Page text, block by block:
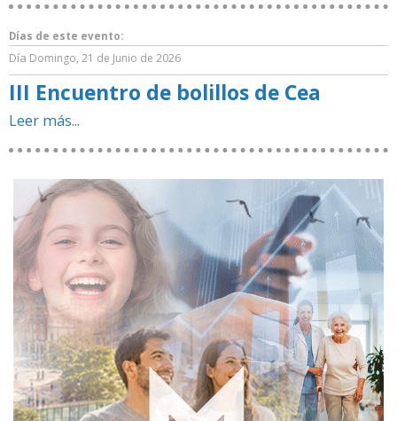
Días de este evento:
Día Domingo, 21 de Junio de 2026
III Encuentro de bolillos de Cea
Leer más...